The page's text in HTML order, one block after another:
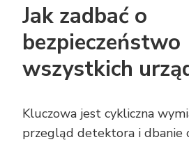
Jak zadbać o
bezpieczeństwo
wszystkich
Kluczowa jest cykliczna
przegląd detektora i dbanie